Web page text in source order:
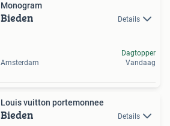
Monogram
Bieden Details
Amsterdam
Dagtopper
Vandaag
Louis vuitton portemonnee
Bieden Details